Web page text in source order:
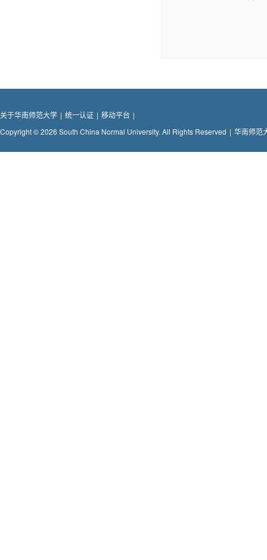
关于华南师范大学 | 统一认证 | 移动平台 |
Copyright © 2026 South China Normal University. All Rights Reserved | 华南师范